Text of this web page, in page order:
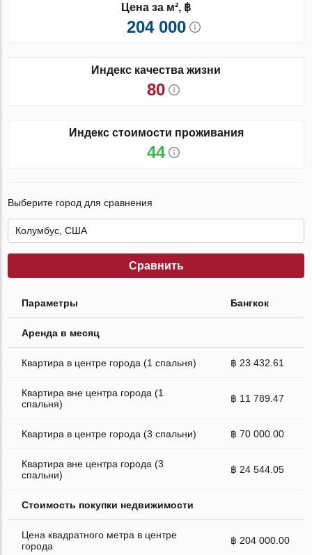
Цена за м², ฿
204 000
Индекс качества жизни
80
Индекс стоимости проживания
44
Выберите город для сравнения
Сравнить
Параметры Бангкок
Аренда в месяц
Квартира в центре города (1 спальня) ฿ 23 432.61
Квартира вне центра города (1
спальня)
฿ 11 789.47
Квартира в центре города (3 спальни) ฿ 70 000.00
Квартира вне центра города (3
спальни)
฿ 24 544.05
Стоимость покупки недвижимости
Цена квадратного метра в центре
города
฿ 204 000.00